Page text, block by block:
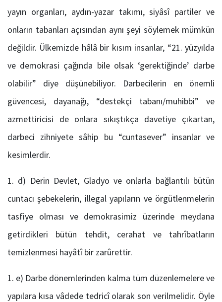
yayın organları, aydın-yazar takımı, siyâsî partiler ve
onların tabanları açısından aynı şeyi söylemek mümkün
değildir. Ülkemizde hâlâ bir kısım insanlar, “21. yüzyılda
ve demokrasi çağında bile olsak ‘gerektiğinde’ darbe
olabilir” diye düşünebiliyor. Darbecilerin en önemli
güvencesi, dayanağı, “destekçi tabanı/muhibbi” ve
azmettiricisi de onlara sıkıştıkça davetiye çıkartan,
darbeci zihniyete sâhip bu “cuntasever” insanlar ve
kesimlerdir.
d) Derin Devlet, Gladyo ve onlarla bağlantılı bütün
cuntacı şebekelerin, illegal yapıların ve örgütlenmelerin
tasfiye olması ve demokrasimiz üzerinde meydana
getirdikleri bütün tehdit, cerahat ve tahrîbatların
temizlenmesi hayâtî bir zarûrettir.
e) Darbe dönemlerinden kalma tüm düzenlemelere ve
yapılara kısa vâdede tedricî olarak son verilmelidir. Öyle